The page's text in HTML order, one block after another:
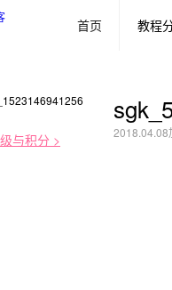
首页 教程
与积分 >